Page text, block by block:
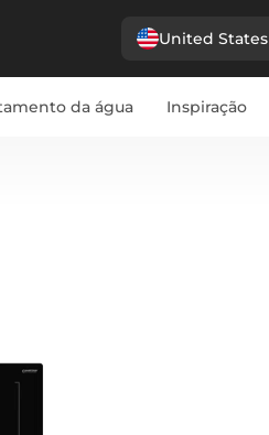
United States
da água Inspiração